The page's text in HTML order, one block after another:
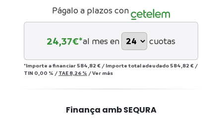
Págalo a plazos con
24,37€*al mes en cuotas
*Importe a financiar 584,82 € / Importe total adeudado 584,82 € /
TIN 0,00 % / TAE 8,26 % /Ver más
Finança amb SEQURA